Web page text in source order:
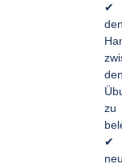
✔
zu
✔